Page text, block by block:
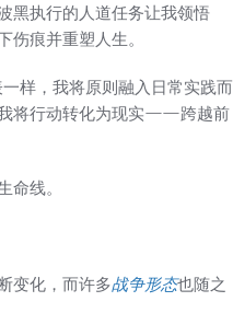
黑执行的人道任务让我领悟
痕并重塑人生。
样，我将原则融入日常实践而
我将行动转化为现实——跨越前
线。
变化，而许多战争形态也随之